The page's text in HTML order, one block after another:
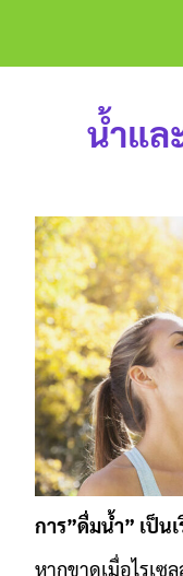
น้ำแล
การ”ดื่มน้ำ” เป็น
หากขาดเมื่อไรเซ